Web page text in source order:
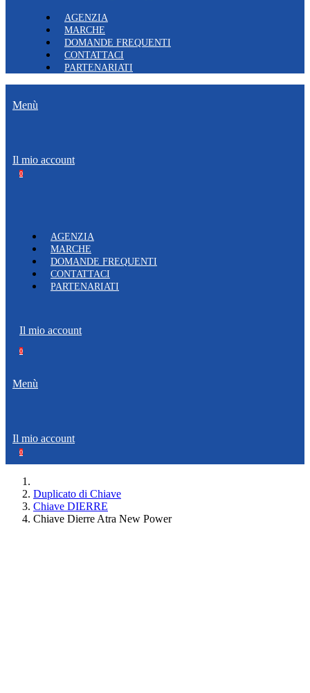
AGENZIA
MARCHE
DOMANDE FREQUENTI
CONTATTACI
PARTENARIATI
Menù
Il mio account
0
AGENZIA
MARCHE
DOMANDE FREQUENTI
CONTATTACI
PARTENARIATI
Il mio account
0
Menù
Il mio account
0
Duplicato di Chiave
Chiave DIERRE
Chiave Dierre Atra New Power